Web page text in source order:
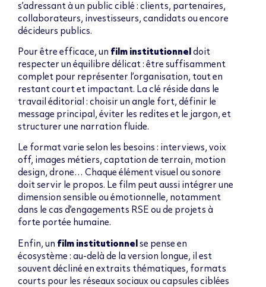
s’adressant à un public ciblé : clients, partenaires,
collaborateurs, investisseurs, candidats ou encore
décideurs publics.
Pour être efficace, un film institutionnel doit
respecter un équilibre délicat : être suffisamment
complet pour représenter l’organisation, tout en
restant court et impactant. La clé réside dans le
travail éditorial : choisir un angle fort, définir le
message principal, éviter les redites et le jargon, et
structurer une narration fluide.
Le format varie selon les besoins : interviews, voix
off, images métiers, captation de terrain, motion
design, drone… Chaque élément visuel ou sonore
doit servir le propos. Le film peut aussi intégrer une
dimension sensible ou émotionnelle, notamment
dans le cas d’engagements RSE ou de projets à
forte portée humaine.
Enfin, un film institutionnel se pense en
écosystème : au-delà de la version longue, il est
souvent décliné en extraits thématiques, formats
courts pour les réseaux sociaux ou capsules ciblées